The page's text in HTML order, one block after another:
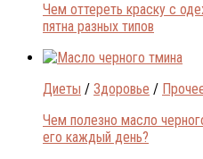
Чем оттереть краску с
пятна разных типов
Диеты / Здоровье /
Чем полезно масло
его каждый день?